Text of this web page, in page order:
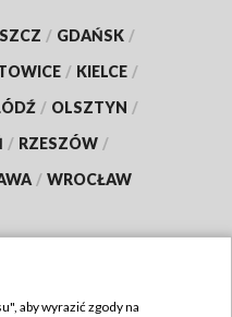
/ GDAŃSK /
/ KIELCE /
/ OLSZTYN /
/ RZESZÓW /
/ WROCŁAW
aby wyrazić zgody na